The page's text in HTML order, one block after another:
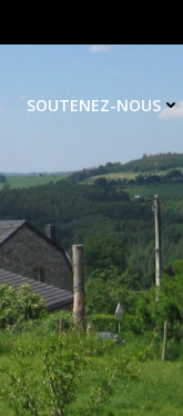
SOUTENEZ-NOUS